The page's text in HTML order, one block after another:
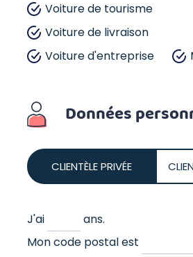
Voiture de tourisme
Voiture de livraison
Voiture d'entreprise
Données
CLIENTÈLE PRIVÉE
J'ai
ans.
Mon code postal est